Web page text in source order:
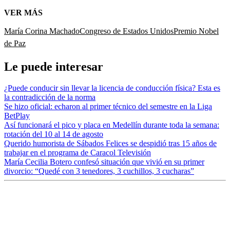
VER MÁS
María Corina MachadoCongreso de Estados UnidosPremio Nobel
de Paz
Le puede interesar
¿Puede conducir sin llevar la licencia de conducción física? Esta es
la contradicción de la norma
Se hizo oficial: echaron al primer técnico del semestre en la Liga
BetPlay
Así funcionará el pico y placa en Medellín durante toda la semana:
rotación del 10 al 14 de agosto
Querido humorista de Sábados Felices se despidió tras 15 años de
trabajar en el programa de Caracol Televisión
María Cecilia Botero confesó situación que vivió en su primer
divorcio: “Quedé con 3 tenedores, 3 cuchillos, 3 cucharas”